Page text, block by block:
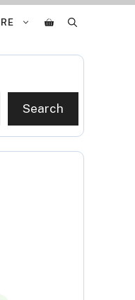
Search